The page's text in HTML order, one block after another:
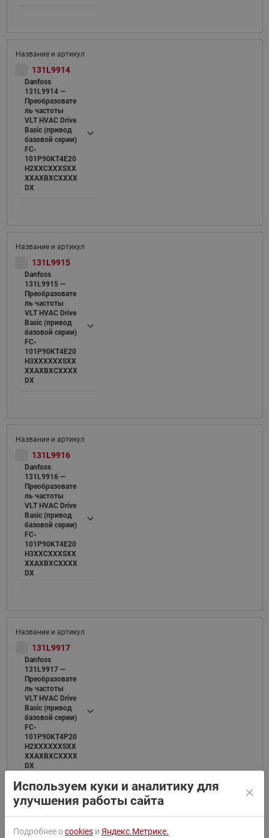
131L9914
Danfoss
131L9914 —
Преобразовате
ль частоты
VLT HVAC Drive
Basic (привод
базовой серии)
FC-
101P90KT4E20
H2XXCXXXSXX
XXAXBXCXXXX
DX
131L9915
Danfoss
131L9915 —
Преобразовате
ль частоты
VLT HVAC Drive
Basic (привод
базовой серии)
FC-
101P90KT4E20
H3XXXXXXSXX
XXAXBXCXXXX
DX
131L9916
Danfoss
131L9916 —
Преобразовате
ль частоты
VLT HVAC Drive
Basic (привод
базовой серии)
FC-
101P90KT4E20
H3XXCXXXSXX
XXAXBXCXXXX
DX
131L9917
Danfoss
131L9917 —
Преобразовате
ль частоты
VLT HVAC Drive
Basic (привод
базовой серии)
FC-
101P90KT4P20
H2XXXXXXSXX
XXAXBXCXXXX
DX
Используем куки и аналитику для
улучшения работы сайта
Подробнее оcookies и Яндекс.Метрике.